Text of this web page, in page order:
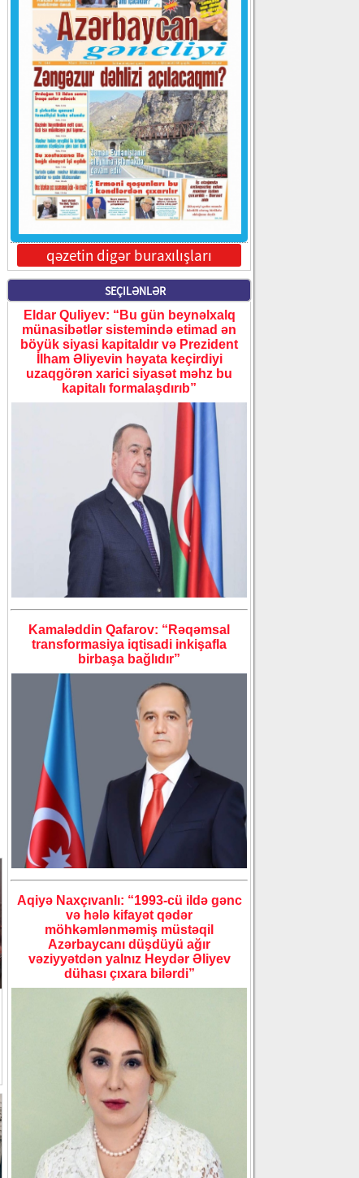
qəzetin digər buraxılışları
SEÇILƏNLƏR
Eldar Quliyev: “Bu gün beynəlxalq
münasibətlər sistemində etimad ən
böyük siyasi kapitaldır və Prezident
İlham Əliyevin həyata keçirdiyi
uzaqgörən xarici siyasət məhz bu
kapitalı formalaşdırıb”
Kamaləddin Qafarov: “Rəqəmsal
transformasiya iqtisadi inkişafla
birbaşa bağlıdır”
Aqiyə Naxçıvanlı: “1993-cü ildə gənc
və hələ kifayət qədər
möhkəmlənməmiş müstəqil
Azərbaycanı düşdüyü ağır
vəziyyətdən yalnız Heydər Əliyev
dühası çıxara bilərdi”